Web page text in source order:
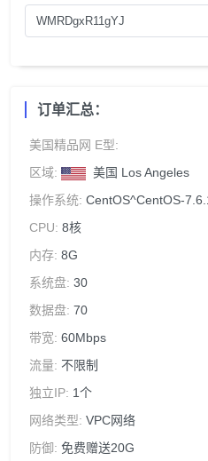
订单汇总：
美国精品网 E型:
区域:
美国 Los Angeles
操作系统: CentOS^CentOS-
CPU: 8核
内存: 8G
系统盘: 30
数据盘: 70
带宽: 60Mbps
流量: 不限制
独立IP: 1个
网络类型: VPC网络
防御: 免费赠送20G